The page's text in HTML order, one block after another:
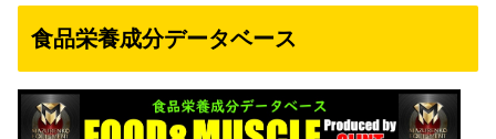
食品栄養成分データベース